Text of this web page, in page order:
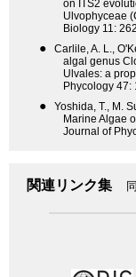
on ITS2
Ulvophyceae
Biology 11:
●
Carlile, A. L.,
algal genus
Ulvales: a
Phycology 47:
●
Yoshida, T., M.
Marine Algae
Journal of
関連リンク集